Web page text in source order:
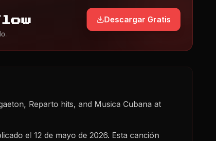
Descargar Gratis
Reparto hits, and Musica Cubana at
el 12 de mayo de 2026. Esta canción